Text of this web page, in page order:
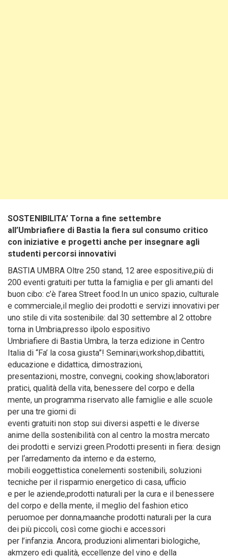
SOSTENIBILITA’ Torna a fine settembre
all’Umbriafiere di Bastia la fiera sul consumo critico
con iniziative e progetti anche per insegnare agli
studenti percorsi innovativi
BASTIA UMBRA Oltre 250 stand, 12 aree espositive,più di
200 eventi gratuiti per tutta la famiglia e per gli amanti del
buon cibo: c’è l’area Street food.In un unico spazio, culturale
e commerciale,il meglio dei prodotti e servizi innovativi per
uno stile di vita sostenibile: dal 30 settembre al 2 ottobre
torna in Umbria,presso ilpolo espositivo
Umbriafiere di Bastia Umbra, la terza edizione in Centro
Italia di “Fa’ la cosa giusta”! Seminari,workshop,dibattiti,
educazione e didattica, dimostrazioni,
presentazioni, mostre, convegni, cooking show,laboratori
pratici, qualità della vita, benessere del corpo e della
mente, un programma riservato alle famiglie e alle scuole
per una tre giorni di
eventi gratuiti non stop sui diversi aspetti e le diverse
anime della sostenibilità con al centro la mostra mercato
dei prodotti e servizi green.Prodotti presenti in fiera: design
per l‘arredamento da interno e da esterno,
mobili eoggettistica conelementi sostenibili, soluzioni
tecniche per il risparmio energetico di casa, ufficio
e per le aziende,prodotti naturali per la cura e il benessere
del corpo e della mente, il meglio del fashion etico
peruomoe per donna,maanche prodotti naturali per la cura
dei più piccoli, così come giochi e accessori
per l’infanzia. Ancora, produzioni alimentari biologiche,
akmzero edi qualità, eccellenze del vino e della